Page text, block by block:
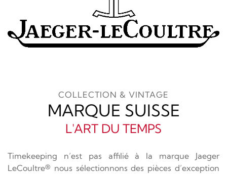
COLLECTION & VINTAGE
MARQUE SUISSE
L'ART DU TEMPS
Timekeeping n’est pas affilié à la marque Jaeger
LeCoultre® nous sélectionnons des pièces d’exception